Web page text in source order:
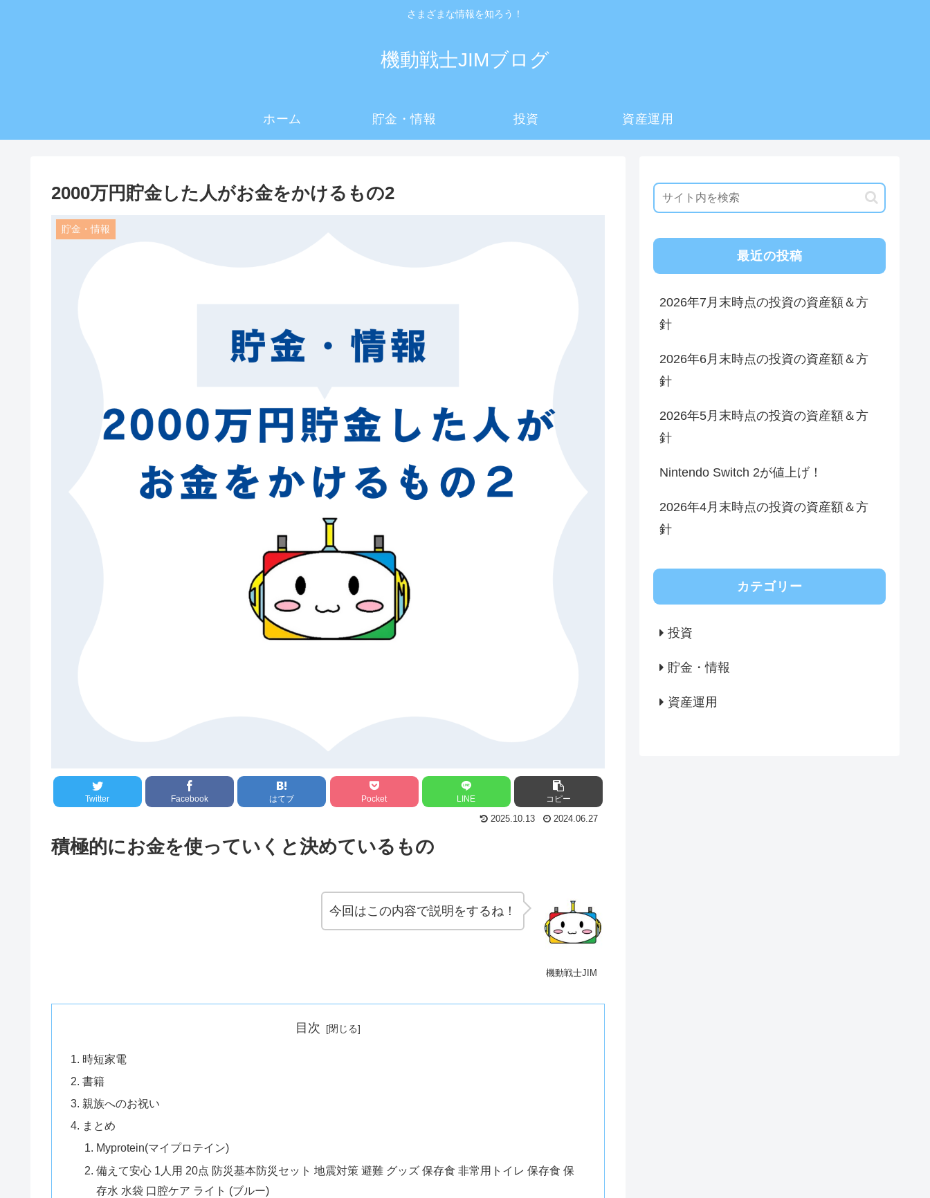
さまざまな情報を知ろう！
機動戦士JIMブログ
ホーム 貯金・情報 投資 資産運用
2000万円貯金した人がお金をかけるもの2
貯金・情報
Twitter Facebook はてブ Pocket LINE コピー
2025.10.13 2024.06.27
積極的にお金を使っていくと決めているもの
機動戦士JIM
今回はこの内容で説明をするね！
目次
時短家電
書籍
親族へのお祝い
まとめ
Myprotein(マイプロテイン)
備えて安心 1人用 20点 防災基本防災セット 地震対策 避難 グッズ 保存食 非常用トイレ 保存食 保
存水 水袋 口腔ケア ライト (ブルー)
最近の投稿
2026年7月末時点の投資の資産額＆方
針
2026年6月末時点の投資の資産額＆方
針
2026年5月末時点の投資の資産額＆方
針
Nintendo Switch 2が値上げ！
2026年4月末時点の投資の資産額＆方
針
カテゴリー
投資
貯金・情報
資産運用